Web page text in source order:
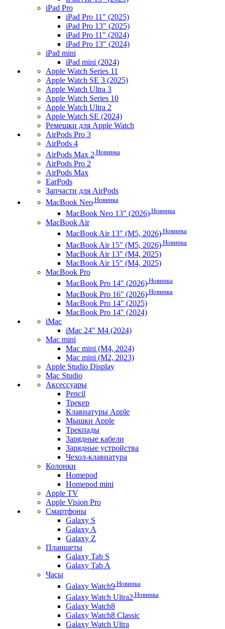
iPad Pro
iPad Pro 11" (2025)
iPad Pro 13" (2025)
iPad Pro 11" (2024)
iPad Pro 13" (2024)
iPad mini
iPad mini (2024)
Apple Watch Series 11
Apple Watch SE 3 (2025)
Apple Watch Ultra 3
Apple Watch Series 10
Apple Watch Ultra 2
Apple Watch SE (2024)
Ремешки для Apple Watch
AirPods Pro 3
AirPods 4
AirPods Max 2 Новинка
AirPods Pro 2
AirPods Max
EarPods
Запчасти для AirPods
MacBook Neo Новинка
MacBook Neo 13" (2026) Новинка
MacBook Air
MacBook Air 13" (M5, 2026) Новинка
MacBook Air 15" (M5, 2026) Новинка
MacBook Air 13" (M4, 2025)
MacBook Air 15" (M4, 2025)
MacBook Pro
MacBook Pro 14" (2026) Новинка
MacBook Pro 16" (2026) Новинка
MacBook Pro 14" (2025)
MacBook Pro 14" (2024)
iMac
iMac 24" M4 (2024)
Mac mini
Mac mini (M4, 2024)
Mac mini (M2, 2023)
Apple Studio Display
Mac Studio
Аксессуары
Pencil
Трекер
Клавиатуры Apple
Мышки Apple
Трекпады
Зарядные кабели
Зарядные устройства
Чехол-клавиатура
Колонки
Homepod
Homepod mini
Apple TV
Apple Vision Pro
Смартфоны
Galaxy S
Galaxy A
Galaxy Z
Планшеты
Galaxy Tab S
Galaxy Tab A
Часы
Galaxy Watch9 Новинка
Galaxy Watch Ultra2 Новинка
Galaxy Watch8
Galaxy Watch8 Classic
Galaxy Watch Ultra